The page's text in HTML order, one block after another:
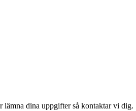
lämna dina uppgifter så kontaktar vi dig.